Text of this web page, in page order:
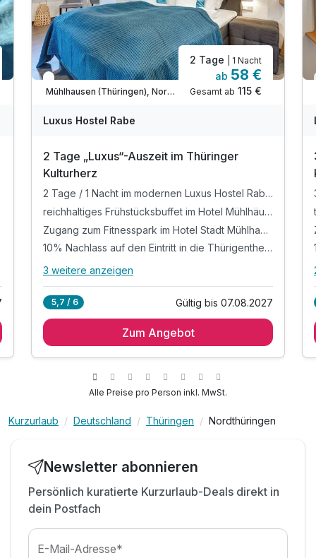
In 1 Woche wieder frei
Mühlhausen (Thüringen), Nordthüringen
2 Tage | 1 Nacht
ab 58 €
Gesamt ab 115 €
Luxus Hostel Rabe
2 Tage „Luxus“-Auszeit im Thüringer
Kulturherz
2 Tage / 1 Nacht im modernen Luxus Hostel Rabe, in zentraler Altstadtlage von Mühlhausen
reichhaltiges Frühstücksbuffet im Hotel Mühlhäuser Hof
Zugang zum Fitnesspark im Hotel Stadt Mühlhausen
10% Nachlass auf den Eintritt in die Thürigentherme
Alle Inklusivleistungen
Rabe, in zentraler Altstadtlage von Mühlhausen
reichhaltiges Frühstücksbuffet im Hotel
Zugang zum Fitnesspark im Hotel Stadt
Mühlhausen
Thürigentherme
Restaurant "Meat"
Zimmer
WLAN-Nutzung
3 weitere anzeigen
5,7 / 6 Gültig bis 07.08.2027
Zum Angebot
Alle Preise pro Person inkl. MwSt.
Kurzurlaub Deutschland Thüringen Nordthüringen
Newsletter abonnieren
Persönlich kuratierte Kurzurlaub-Deals direkt in
dein Postfach
E-Mail-Adresse*